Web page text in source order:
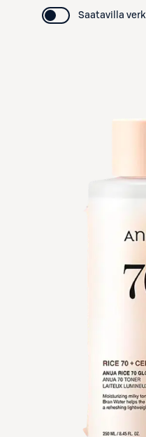
Saatavilla